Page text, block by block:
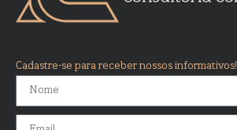
Cadastre-se para receber nossos informativos!